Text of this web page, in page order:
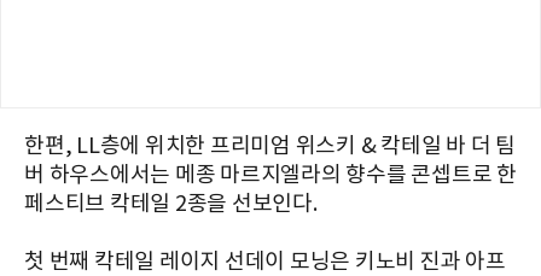
한편, LL층에 위치한 프리미엄 위스키 & 칵테일 바 더 팀
버 하우스에서는 메종 마르지엘라의 향수를 콘셉트로 한
페스티브 칵테일 2종을 선보인다.
첫 번째 칵테일 레이지 선데이 모닝은 키노비 진과 아프